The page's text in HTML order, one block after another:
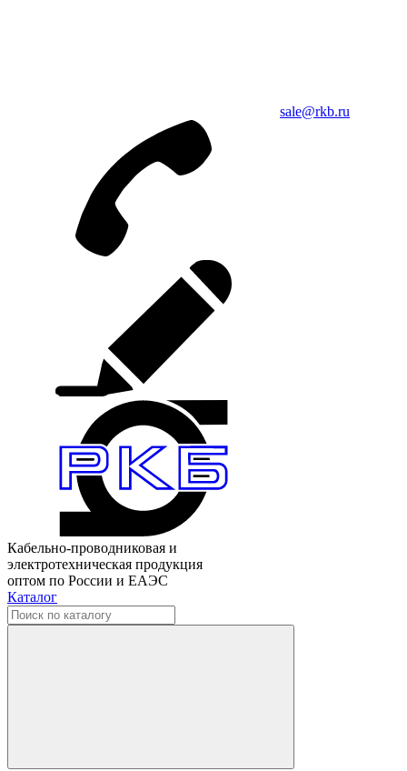
sale@rkb.ru
Кабельно-проводниковая и
электротехническая продукция
оптом по России и ЕАЭС
Каталог